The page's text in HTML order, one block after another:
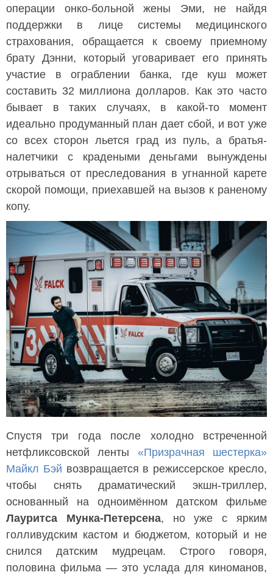
операции онко-больной жены Эми, не найдя
поддержки в лице системы медицинского
страхования, обращается к своему приемному
брату Дэнни, который уговаривает его принять
участие в ограблении банка, где куш может
составить 32 миллиона долларов. Как это часто
бывает в таких случаях, в какой-то момент
идеально продуманный план дает сбой, и вот уже
со всех сторон льется град из пуль, а братья-
налетчики с крадеными деньгами вынуждены
отрываться от преследования в угнанной карете
скорой помощи, приехавшей на вызов к раненому
копу.
Спустя три года после холодно встреченной
нетфликсовской ленты «Призрачная шестерка»
Майкл Бэй возвращается в режиссерское кресло,
чтобы снять драматический экшн-триллер,
основанный на одноимённом датском фильме
Лауритса Мунка-Петерсена, но уже с ярким
голливудским кастом и бюджетом, который и не
снился датским мудрецам. Строго говоря,
половина фильма — это услада для киноманов,